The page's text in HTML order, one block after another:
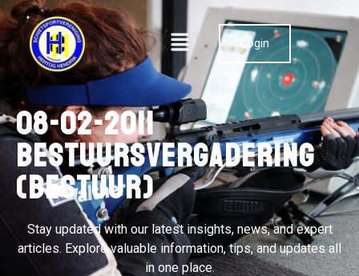
Login
08-02-2011
Bestuursvergadering
(bestuur)
Stay updated with our latest insights, news, and expert
articles. Explore valuable information, tips, and updates all
in one place.